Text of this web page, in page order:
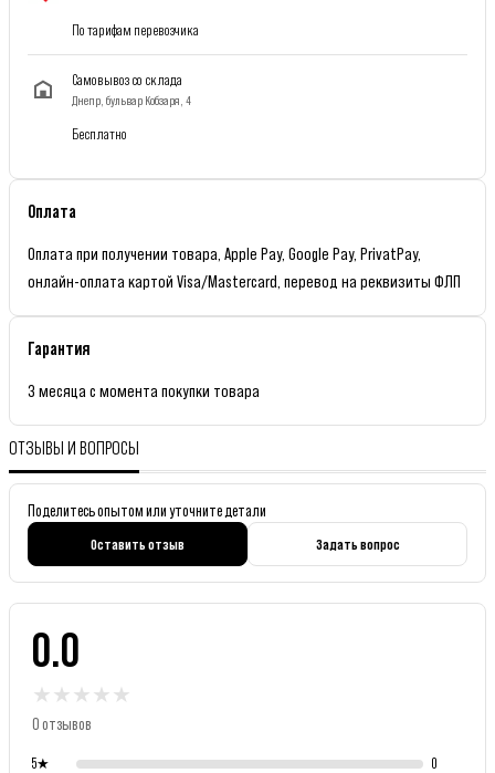
По тарифам перевозчика
Самовывоз со склада
Днепр, бульвар Кобзаря, 4
Бесплатно
Оплата
Оплата при получении товара, Apple Pay, Google Pay, PrivatPay,
онлайн-оплата картой Visa/Mastercard, перевод на реквизиты ФЛП
Гарантия
3 месяца с момента покупки товара
ОТЗЫВЫ И ВОПРОСЫ
Поделитесь опытом или уточните детали
Оставить отзыв Задать вопрос
0.0
★ ★ ★ ★ ★
0 отзывов
5★
0